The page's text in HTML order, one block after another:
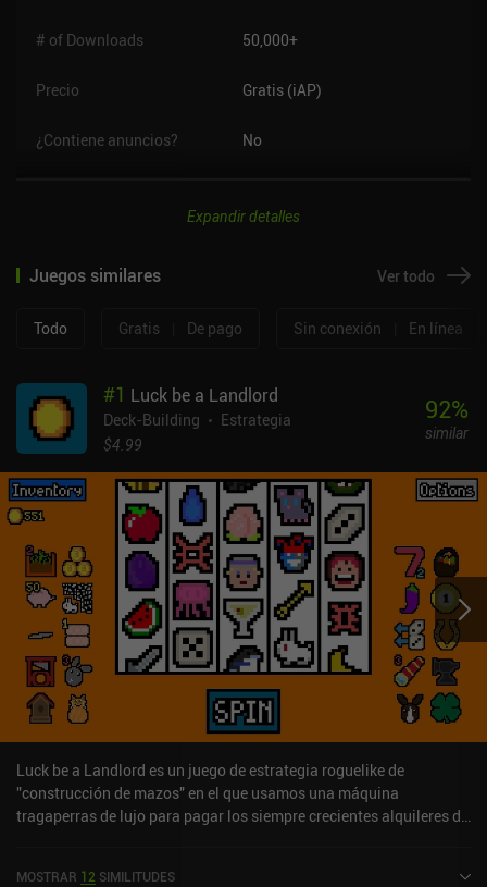
# of Downloads 50,000+
Precio Gratis (iAP)
¿Contiene anuncios? No
Expandir detalles
Juegos similares Ver todo
Todo Gratis De pago Sin conexión En línea
#1 Luck be a Landlord
Deck-Building
Estrategia
$4.99
92%
similar
Luck be a Landlord es un juego de estrategia roguelike de
"construcción de mazos" en el que usamos una máquina
tragaperras de lujo para pagar los siempre crecientes alquileres de
MOSTRAR 12 SIMILITUDES